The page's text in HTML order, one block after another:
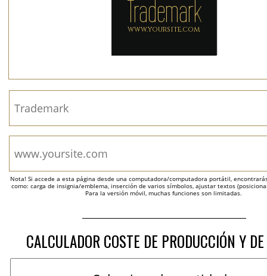
Nota! Si accede a esta página desde una computadora/computadora portátil,
como: carga de insignia/emblema, inserción de varios símbolos, ajustar textos
Para la versión móvil, muchas funciones son limitadas.
CALCULADOR COSTE DE PRODUCCIÓN Y